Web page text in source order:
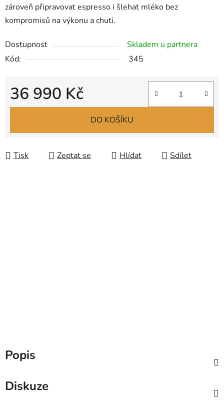
zároveň připravovat espresso i šlehat mléko bez
kompromisů na výkonu a chuti.
Dostupnost
Skladem u partnera
Kód:
345
36 990 Kč
Měrná cena:
DO KOŠÍKU
Tisk Zeptat se Hlídat Sdílet
Popis
Diskuze